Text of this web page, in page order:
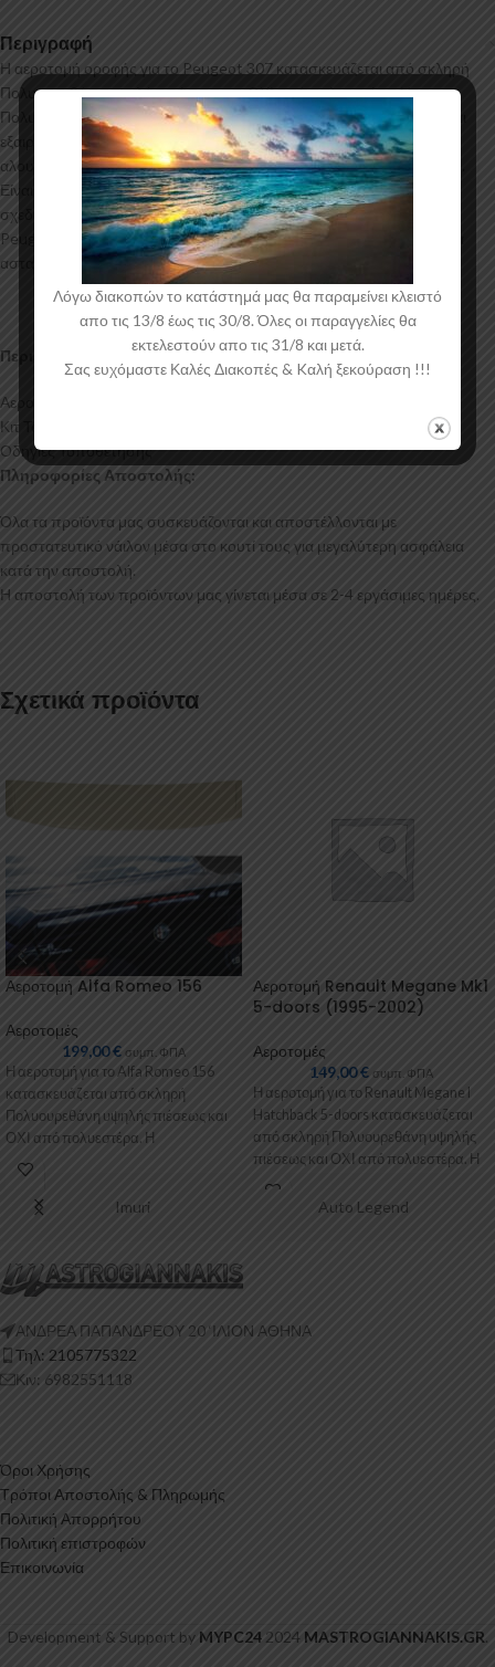
Περιγραφή
Η αεροτομή οροφής για το Peugeot 307 κατασκευάζεται από σκληρή
Πολυουρεθάνη υψηλής πιέσεως και ΟΧΙ από πολυεστέρα. Η
Πολυουρεθάνη είναι ένα πιο ανθεκτικό και ακριβό υλικό με εύκολη και
εξαιρετική εφαρμογή. Όλες οι αεροτομές παράγονται σε καλούπια
αλουμινίου για αυξημένη ποιότητα και αντοχή στη μαζική παραγωγή.
Είναι ελεγμένα για ανθεκτικότητα σε υψηλές θερμοκρασίες και έχουν
σχεδιαστεί με την καλύτερη λεπτομέρεια. Η αεροτομή οροφής για το
Peugeot 307 έρχεται στο χρώμα του υλικού. Το προϊόν θα πρέπει να
ασταρωθεί και στη συνέχεια να βαφτεί στο χρώμα της επιλογής σας.
Περιεχόμενα Συσκευασίας:
Αεροτομή Οροφής Peugeot 307
Κιτ Τοποθέτησης
Οδηγίες Τοποθέτησης
Πληροφορίες Αποστολής:
Όλα τα προϊόντα μας συσκευάζονται και αποστέλλονται με
προστατευτικό νάιλον μέσα στο κουτί τους για μεγαλύτερη ασφάλεια
κατά την αποστολή.
Η αποστολή των προϊόντων μας γίνεται μέσα σε 2-4 εργάσιμες ημέρες.
Σχετικά προϊόντα
Αεροτομή Alfa Romeo 156
Αεροτομές
199,00€ συμπ. ΦΠΑ
Η αεροτομή για το Alfa Romeo 156
κατασκευάζεται από σκληρή
Πολυουρεθάνη υψηλής πιέσεως και
ΟΧΙ από πολυεστέρα. Η
Πολυουρεθάνη είναι
Αεροτομή Renault Megane Mk1
5-doors (1995-2002)
Αεροτομές
149,00€ συμπ. ΦΠΑ
Η αεροτομή για το Renault Megane I
Hatchback 5-doors κατασκευάζεται
από σκληρή Πολυουρεθάνη υψηλής
πιέσεως και ΟΧΙ από πολυεστέρα. Η
Imuri Auto Legend
ΑΝΔΡΕΑ ΠΑΠΑΝΔΡΕΟΥ 20 ‘ΙΛΙΟΝ ΑΘΗΝΑ
Τηλ: 2105775322
Κιν: 6982551118
Όροι Χρήσης
Τρόποι Αποστολής & Πληρωμής
Πολιτική Απορρήτου
Πολιτική επιστροφών
Επικοινωνία
Development & Support by MYPC242024 MASTROGIANNAKIS.GR.
Λόγω διακοπών το κατάστημά μας θα παραμείνει κλειστό
απο τις 13/8 έως τις 30/8. Όλες οι παραγγελίες θα
εκτελεστούν απο τις 31/8 και μετά.
Σας ευχόμαστε Καλές Διακοπές & Kαλή ξεκούραση !!!